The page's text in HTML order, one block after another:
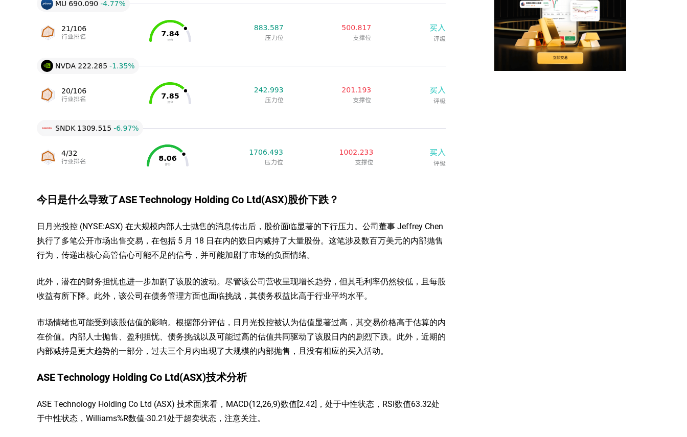
今日是什么导致了ASE Technology Holding Co Ltd(ASX)股价下跌？
日月光投控 (NYSE:ASX) 在大规模内部人士抛售的消息传出后，股价面临显著的下行压力。公司董事 Jeffrey Chen
执行了多笔公开市场出售交易，在包括 5 月 18 日在内的数日内减持了大量股份。这笔涉及数百万美元的内部抛售
行为，传递出核心高管信心可能不足的信号，并可能加剧了市场的负面情绪。
此外，潜在的财务担忧也进一步加剧了该股的波动。尽管该公司营收呈现增长趋势，但其毛利率仍然较低，且每股
收益有所下降。此外，该公司在债务管理方面也面临挑战，其债务权益比高于行业平均水平。
市场情绪也可能受到该股估值的影响。根据部分评估，日月光投控被认为估值显著过高，其交易价格高于估算的内
在价值。内部人士抛售、盈利担忧、债务挑战以及可能过高的估值共同驱动了该股日内的剧烈下跌。此外，近期的
内部减持是更大趋势的一部分，过去三个月内出现了大规模的内部抛售，且没有相应的买入活动。
ASE Technology Holding Co Ltd(ASX)技术分析
ASE Technology Holding Co Ltd (ASX) 技术面来看，MACD(12,26,9)数值[2.42]，处于中性状态，RSI数值63.32处
于中性状态，Williams%R数值-30.21处于超卖状态，注意关注。